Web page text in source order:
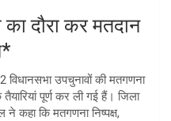
दौरा कर मतदान
उपचुनावों की मतगणना
पूर्ण कर ली गई हैं। जिला
ने कहा कि मतगणना निष्पक्ष,